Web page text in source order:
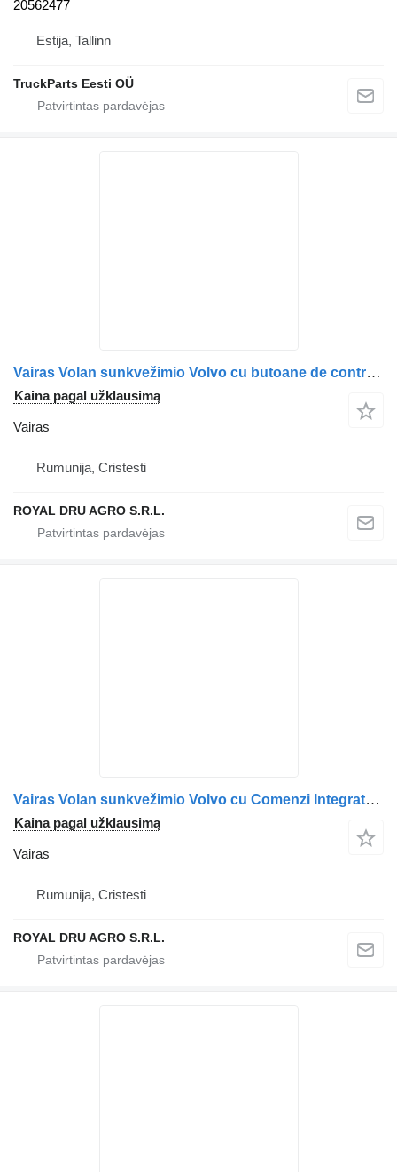
20562477
Estija, Tallinn
TruckParts Eesti OÜ
Vairas Volan sunkvežimio Volvo cu butoane de control și siglă centrală
Kaina pagal užklausimą
Vairas
Rumunija, Cristesti
ROYAL DRU AGRO S.R.L.
Vairas Volan sunkvežimio Volvo cu Comenzi Integrate – Piese Coduri 20562468, 20360936, 20429421, 20505136, 20562510
Kaina pagal užklausimą
Vairas
Rumunija, Cristesti
ROYAL DRU AGRO S.R.L.